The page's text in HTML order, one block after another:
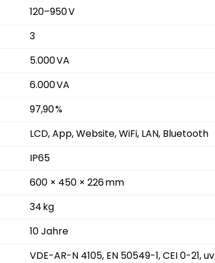
120–950 V
3
5.000 VA
6.000 VA
97,90 %
LCD, App, Website, WiFi, LAN, Bluetooth
IP65
600 × 450 × 226 mm
34 kg
10 Jahre
VDE-AR-N 4105, EN 50549-1, CEI 0-21,